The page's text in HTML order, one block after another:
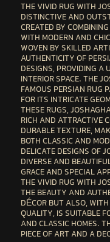
THEVIVID RUG WITH
DISTINCTIVE AND
CREATED BY
WITH MODERN AND
WOVEN BY SKILLED
AUTHENTICITY OF
DESIGNS, PROVIDING A
INTERIOR SPACE. THE
FAMOUS PERSIAN RUG
FOR ITS INTRICATE
THESE RUGS,
RICH AND ATTRACTIVE
DURABLE TEXTURE,
BOTH CLASSIC AND
DELICATE DESIGNS OF
DIVERSE AND
GRACE AND SPECIAL
THEVIVID RUG WITH
THE BEAUTY AND
DÉCOR BUT ALSO,
QUALITY, IS SUITABLE
AND CLASSIC HOMES.
PIECE OF ART AND A